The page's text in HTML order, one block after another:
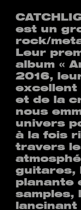
est un
rock/
Leur
album «
2016,
excellent
et de la
nous
univers
à la fois
travers
guitares,
planante
samples,
lancinant